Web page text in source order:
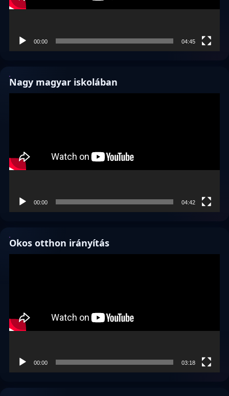
00:00 04:45
Nagy magyar iskolában
00:00 04:42
Okos otthon irányítás
00:00 03:18